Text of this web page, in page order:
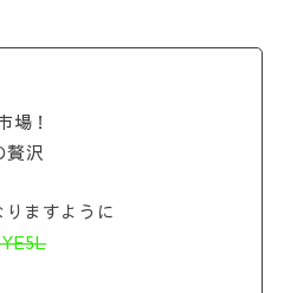
場！
贅沢
ますように︎︎︎︎